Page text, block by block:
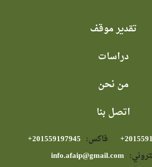
تقدير موقف
دراسات
من نحن
اتصل بنا
فاكس:
info.afaip@gmail.com